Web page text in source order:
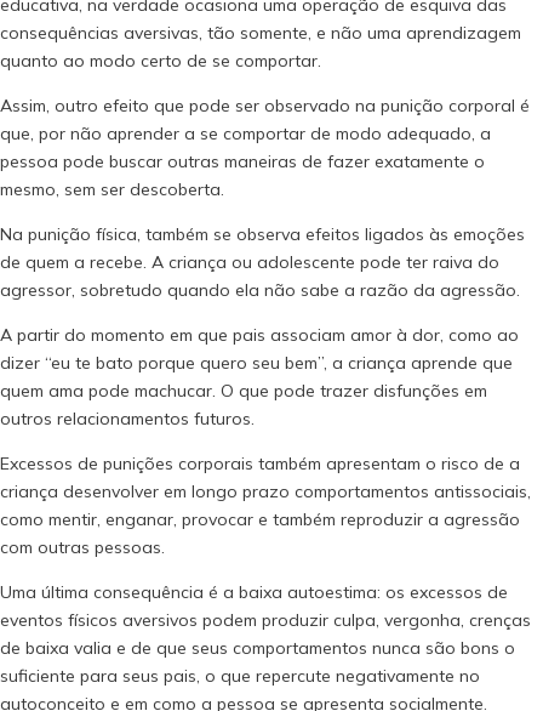
educativa, na verdade ocasiona uma operação de esquiva das
consequências aversivas, tão somente, e não uma aprendizagem
quanto ao modo certo de se comportar.
Assim, outro efeito que pode ser observado na punição corporal é
que, por não aprender a se comportar de modo adequado, a
pessoa pode buscar outras maneiras de fazer exatamente o
mesmo, sem ser descoberta.
Na punição física, também se observa efeitos ligados às emoções
de quem a recebe. A criança ou adolescente pode ter raiva do
agressor, sobretudo quando ela não sabe a razão da agressão.
A partir do momento em que pais associam amor à dor, como ao
dizer “eu te bato porque quero seu bem”, a criança aprende que
quem ama pode machucar. O que pode trazer disfunções em
outros relacionamentos futuros.
Excessos de punições corporais também apresentam o risco de a
criança desenvolver em longo prazo comportamentos antissociais,
como mentir, enganar, provocar e também reproduzir a agressão
com outras pessoas.
Uma última consequência é a baixa autoestima: os excessos de
eventos físicos aversivos podem produzir culpa, vergonha, crenças
de baixa valia e de que seus comportamentos nunca são bons o
suficiente para seus pais, o que repercute negativamente no
autoconceito e em como a pessoa se apresenta socialmente.